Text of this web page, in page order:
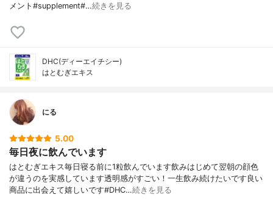
メント#supplement#…続きを見る
DHC(ディーエイチシー)
はとむぎエキス
にる
5.00
毎日夜に飲んでいます
はとむぎエキス毎日寝る前に1粒飲んでいます飲みはじめて翌朝の顔色
が違うのを実感しています透明感がすごい！一生飲み続けたいです良い
商品に出会えて嬉しいです#DHC…続きを見る